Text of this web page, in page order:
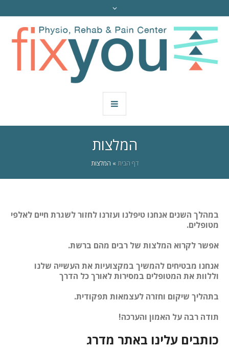
המלצות
דף הבית » המלצות
במהלך השנים אנחנו טיפלנו ועזרנו לחזור לשגרת חיים לאלפי
מטופלים.
אפשר לקרוא המלצות של רבים מהם ברשת.
אנחנו מבטיחים להמשיך במקצועיות את העשייה שלנו
וללוות את המטופלים במסירות לאורך כל הדרך
בתהליך שיקום וחזרה לעצמאות תפקודית.
תודה רבה על האמון והערכה!
כותבים עלינו באתר מדרג